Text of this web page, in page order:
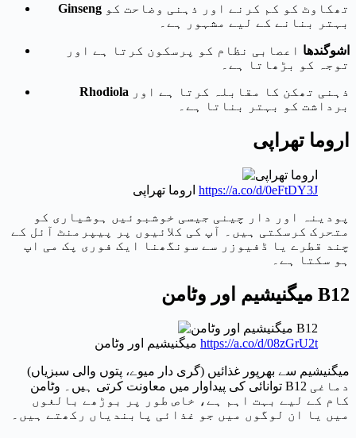
Ginseng
بہتر بنانے کے لیے مشہور ہے۔
اشوگندھا اعصابی نظام کو پرسکون کرتا ہے اور
توجہ کو بڑھاتا ہے۔
Rhodiola
برداشت کو بہتر بناتا ہے۔
اروما تھراپی
https://a.co/d/0eFtDY3J
پودینہ اور دار چینی جیسی خوشبوئیں ہوشیاری کو
متحرک کرسکتی ہیں۔ آپ کی کلائیوں پر پیپرمنٹ آئل کے
چند قطرے یا ڈفیوزر سے سونگھنا ایک فوری پک می اپ
ہو سکتا ہے۔
میگنیشیم اور وٹامن B12
https://a.co/d/08zGrU2t
میگنیشیم سے بھرپور غذائیں (گری دار میوے، پتوں والی سبزیاں)
توانائی کی پیداوار میں معاونت کرتی ہیں۔ وٹامن B12 دماغی
کام کے لیے بہت اہم ہے، خاص طور پر بوڑھے بالغوں
میں یا ان لوگوں میں جو غذائی پابندیاں رکھتے ہیں۔